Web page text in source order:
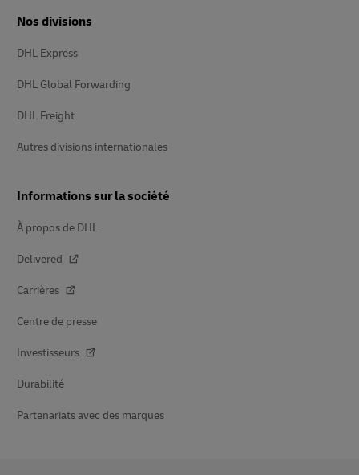
Nos divisions
DHL Express
DHL Global Forwarding
DHL Freight
Autres divisions internationales
Informations sur la société
À propos de DHL
Delivered
Carrières
Centre de presse
Investisseurs
Durabilité
Partenariats avec des marques